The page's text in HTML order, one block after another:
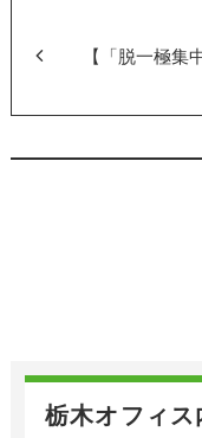
【「脱一極集
栃木オフィ